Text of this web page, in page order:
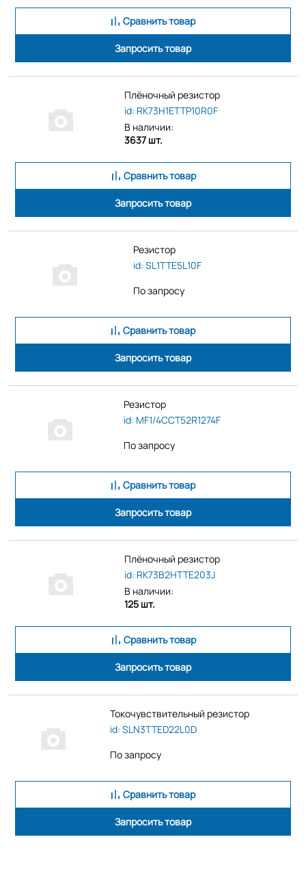
Сравнить товар
Запросить товар
Плёночный резистор
id: RK73H1ETTP10R0F
В наличии:
3637 шт.
Сравнить товар
Запросить товар
Резистор
id: SL1TTE5L10F
По запросу
Сравнить товар
Запросить товар
Резистор
id: MF1/4CCT52R1274F
По запросу
Сравнить товар
Запросить товар
Плёночный резистор
id: RK73B2HTTE203J
В наличии:
125 шт.
Сравнить товар
Запросить товар
Токочувствительный резистор
id: SLN3TTED22L0D
По запросу
Сравнить товар
Запросить товар